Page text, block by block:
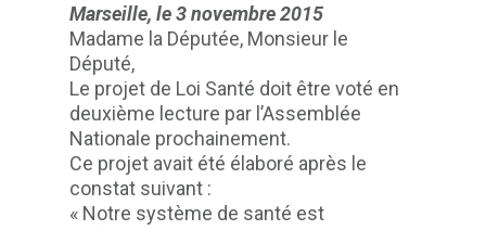
Marseille, le 3 novembre 2015
Madame la Députée, Monsieur le
Député,
Le projet de Loi Santé doit être voté en
deuxième lecture par l’Assemblée
Nationale prochainement.
Ce projet avait été élaboré après le
constat suivant :
« Notre système de santé est